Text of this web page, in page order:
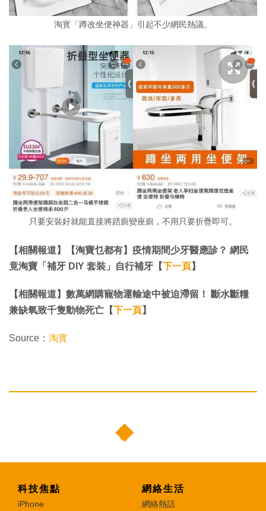
淘寳「蹲改坐便神器」引起不少網民熱議。
只要安裝好就能直接將踎廁變座廁，不用只要折疊即可。
【相關報道】【淘寶乜都有】疫情期間少牙醫應診？ 網民
竟淘寶「補牙 DIY 套裝」自行補牙【下一頁】​​​​​​​​​​​​​​
【相關報道】​​​​​​​數萬網購寵物運輸途中被迫滯留！ 斷水斷糧
兼缺氧致千隻動物死亡【下一頁】​​​​​​​
Source： 淘寳
科技焦點
iPhone
網絡生活
網絡熱話